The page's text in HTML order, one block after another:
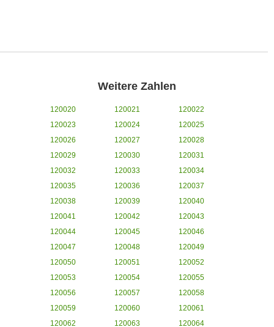
Weitere Zahlen
120020 120021
120022
120023
120024
120025
120026
120027
120028
120029
120030
120031
120032
120033
120034
120035
120036
120037
120038
120039
120040
120041
120042
120043
120044
120045
120046
120047
120048
120049
120050
120051
120052
120053
120054
120055
120056
120057
120058
120059
120060
120061
120062
120063
120064